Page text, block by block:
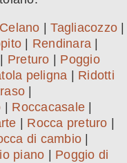
Celano |Tagliacozzo
Rendinara
Preturo
Poggio
peligna
Ridotti
Roccacasale
Rocca preturo
di cambio
piano
Poggio di